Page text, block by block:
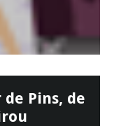
Pins, de